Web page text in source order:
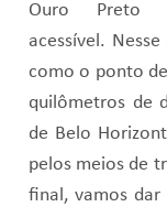
Ouro Preto
acessível.
como o ponto
quilômetros de
de Belo
pelos meios de
final, vamos dar